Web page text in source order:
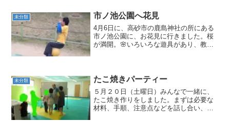
て歩行。これはひとつのプログ...
未分類 市ノ池公園へ花見
4月6日に、高砂市の鹿島神社の所にある
市ノ池公園に、お花見に行きました。桜
が満開。🌸いろいろな遊具があり、教室
た、行きましょう。楽しか...
未分類 たこ焼きパーティー
５月２０日（土曜日）みんなで一緒に、
たこ焼き作りをしました。まずは必要な
材料、手順、注意点などを話し合い、そ